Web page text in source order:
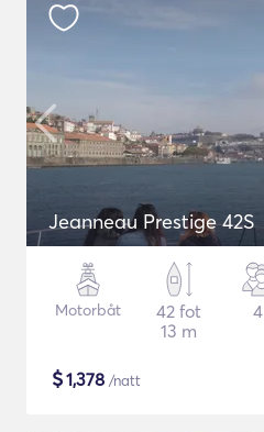
Jeanneau Prestige 42S
Motorbåt
42 fot
13 m
4
$1,378 /natt